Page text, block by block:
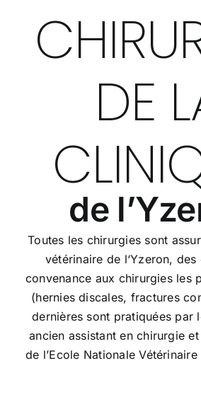
DE
de
Toutes les chirurgies sont
vétérinaire de l‘Yzeron,
convenance aux chirurgies les
(hernies discales, fractures
dernières sont pratiquées par
ancien assistant en chirurgie
de l’Ecole Nationale